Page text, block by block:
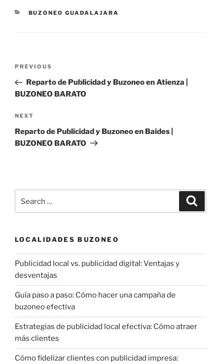
CATEGORIES
BUZONEO GUADALAJARA
Previous
Post
PREVIOUS
Reparto de Publicidad y Buzoneo en Atienza |
BUZONEO BARATO
Next
Post
NEXT
Reparto de Publicidad y Buzoneo en Baides |
BUZONEO BARATO
LOCALIDADES BUZONEO
Publicidad local vs. publicidad digital: Ventajas y
desventajas
Guía paso a paso: Cómo hacer una campaña de
buzoneo efectiva
Estrategias de publicidad local efectiva: Cómo atraer
más clientes
Cómo fidelizar clientes con publicidad impresa: